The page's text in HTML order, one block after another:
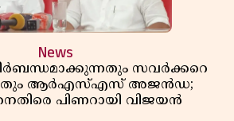
News
സവർക്കറെ
ആർഎസ്എസ് അജൻഡ;
പിണറായി വിജയൻ